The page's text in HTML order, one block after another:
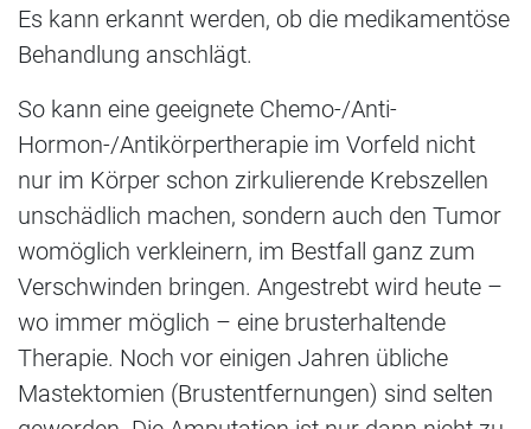
Es kann erkannt werden, ob die medikamentöse
Behandlung anschlägt.
So kann eine geeignete Chemo-/Anti-
Hormon-/Antikörpertherapie im Vorfeld nicht
nur im Körper schon zirkulierende Krebszellen
unschädlich machen, sondern auch den Tumor
womöglich verkleinern, im Bestfall ganz zum
Verschwinden bringen. Angestrebt wird heute –
wo immer möglich – eine brusterhaltende
Therapie. Noch vor einigen Jahren übliche
Mastektomien (Brustentfernungen) sind selten